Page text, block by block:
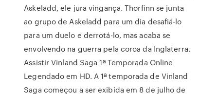
Askeladd, ele jura vingança. Thorfinn se junta
ao grupo de Askeladd para um dia desafiá-lo
para um duelo e derrotá-lo, mas acaba se
envolvendo na guerra pela coroa da Inglaterra.
Assistir Vinland Saga 1ª Temporada Online
Legendado em HD. A 1ª temporada de Vinland
Saga começou a ser exibida em 8 de julho de